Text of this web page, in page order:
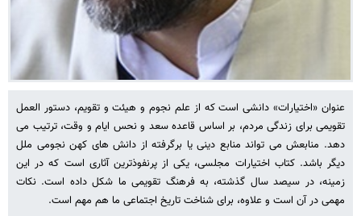
عنوان «اختیارات» دانشی است که از علم نجوم و هیئت و تقویم، دستور العمل
تقویمی برای زندگی مردم، بر اساس قاعده سعد و نحس ایام و وقت، ترتیب می
دهد. منابعش می تواند منابع دینی یا برگرفته از دانش های کهن نجومی ملل
دیگر باشد. کتاب اختیارات مجلسی، یکی از پرنفوذترین آثاری است که در این
زمینه، در سیصد سال گذشته، به فرهنگ تقویمی ما شکل داده است. نکات
مهمی در آن است و علاوه، برای شناخت تاریخ اجتماعی ما هم مهم است.